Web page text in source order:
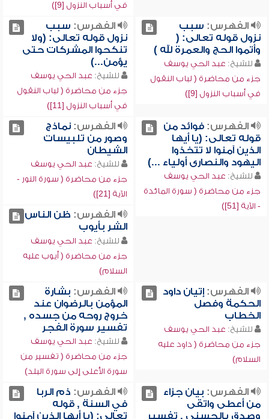
في أسباب النزول [9])
الفهرس: سبب
نزول قوله تعالى: (
وأتموا الحج والعمرة لله )
للشيخ: عبد الحي يوسف
جزء من محاضرة ( لباب النقول
في أسباب النزول [9])
الفهرس: سبب
نزول قوله تعالى: (ولا
تنكحوا المشركات حتى
يؤمن...)
للشيخ: عبد الحي يوسف
جزء من محاضرة ( لباب النقول
في أسباب النزول [11])
الفهرس:فوائد من
قوله تعالى: (يا أيها
الذين آمنوا لا تتخذوا
اليهود والنصارى أولياء ...)
للشيخ: عبد الحي يوسف
جزء من محاضرة ( سورة المائدة
- الآية [51])
الفهرس:نماذج
وصور من تلبيسات
الشيطان
للشيخ: عبد الحي يوسف
جزء من محاضرة ( سورة النور -
الآية [21])
الفهرس: ظن الناس
الشر بأيوب
للشيخ: عبد الحي يوسف
جزء من محاضرة ( أيوب عليه
السلام)
الفهرس:إتيان داود
الحكمة وفصل
الخطاب
للشيخ: عبد الحي يوسف
جزء من محاضرة ( داود عليه
السلام)
الفهرس: بشارة
المؤمن بالرضوان عند
خروج روحه من جسده ,
تفسير سورة الفجر
للشيخ: عبد الحي يوسف
جزء من محاضرة ( تفسير من
سورة الأعلى إلى سورة البلد)
الفهرس: بيان جزاء
من أعطى واتقى
وصدق بالحسنى , تفسير
الفهرس: ذم الربا
في السنة , قوله
تعالى: (يا أيها الذين آمنوا